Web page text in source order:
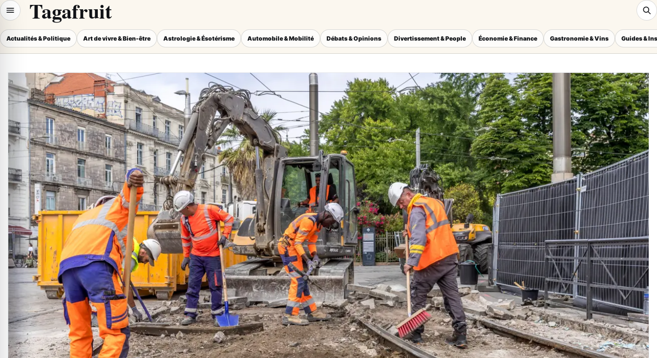
Tagafruit
Actualités & Politique Art de vivre & Bien-être Astrologie & Ésotérisme Automobile & Mobilité Débats & Opinions Divertissement & People Économie & Finance Gastronomie & Vins Guides &